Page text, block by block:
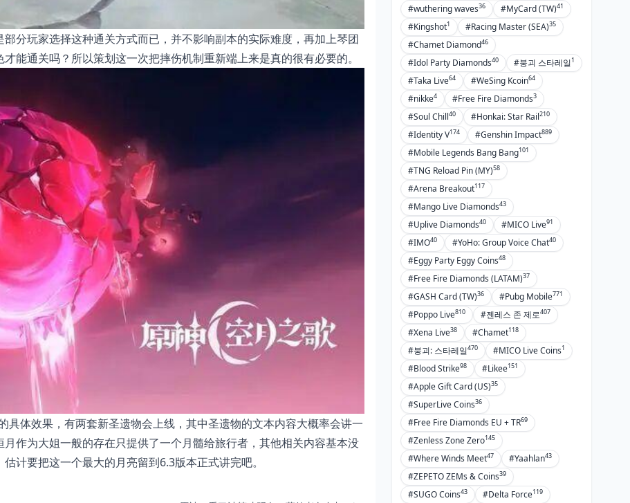
分玩家选择这种通关方式而已，并不影响副本的实际难度，再加上琴团
能通关吗？所以策划这一次把摔伤机制重新端上来是真的很有必要的。
体效果，有两套新圣遗物会上线，其中圣遗物的文本内容大概率会讲一
作为大姐一般的存在只提供了一个月髓给旅行者，其他相关内容基本没
计要把这一个最大的月亮留到6.3版本正式讲完吧。
#wuthering waves36 #MyCard (TW)41
#Kingshot1 #Racing Master (SEA)35
#Chamet Diamond46
#Idol Party Diamonds40 #붕괴 스타레일1
#Taka Live64 #WeSing Kcoin64
#nikke4 #Free Fire Diamonds3
#Soul Chill40 #Honkai: Star Rail210
#Identity V174 #Genshin Impact889
#Mobile Legends Bang Bang101
#TNG Reload Pin (MY)58
#Arena Breakout117
#Mango Live Diamonds43
#Uplive Diamonds40 #MICO Live91
#IMO40 #YoHo: Group Voice Chat40
#Eggy Party Eggy Coins48
#Free Fire Diamonds (LATAM)37
#GASH Card (TW)36 #Pubg Mobile771
#Poppo Live810 #젠레스 존 제로407
#Xena Live38 #Chamet118
#붕괴: 스타레일470 #MICO Live Coins1
#Blood Strike98 #Likee151
#Apple Gift Card (US)35
#SuperLive Coins36
#Free Fire Diamonds EU + TR69
#Zenless Zone Zero145
#Where Winds Meet47 #Yaahlan43
#ZEPETO ZEMs & Coins39
#SUGO Coins43 #Delta Force119